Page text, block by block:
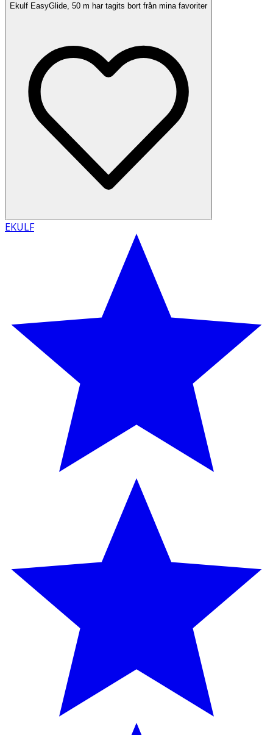
Ekulf EasyGlide, 50 m har tagits bort från mina favoriter
EKULF